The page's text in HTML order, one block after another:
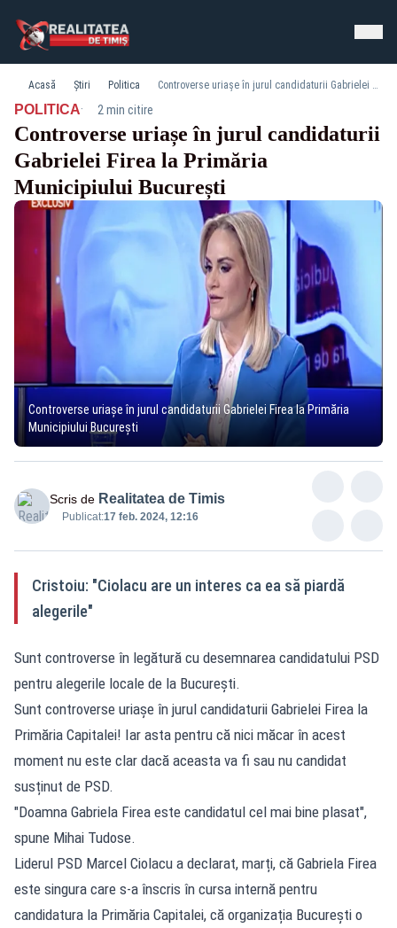
Acasă Știri Politica Controverse uriașe în jurul candidaturii Gabrielei Firea la Primăria Municipiului București
POLITICA· 2 min citire
Controverse uriașe în jurul candidaturii
Gabrielei Firea la Primăria
Municipiului București
Controverse uriașe în jurul candidaturii Gabrielei Firea la Primăria
Municipiului București
Scris de Realitatea de Timis
Publicat:17 feb. 2024, 12:16
Cristoiu: "Ciolacu are un interes ca ea să piardă
alegerile"
Sunt controverse în legătură cu desemnarea candidatului PSD
pentru alegerile locale de la București.
Sunt controverse uriașe în jurul candidaturii Gabrielei Firea la
Primăria Capitalei! Iar asta pentru că nici măcar în acest
moment nu este clar dacă aceasta va fi sau nu candidat
susținut de PSD.
"Doamna Gabriela Firea este candidatul cel mai bine plasat",
spune Mihai Tudose.
Liderul PSD Marcel Ciolacu a declarat, marți, că Gabriela Firea
este singura care s-a înscris în cursa internă pentru
candidatura la Primăria Capitalei, că organizația București o